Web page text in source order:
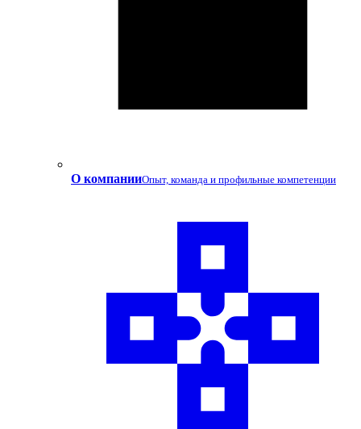
О компанииОпыт, команда и профильные компетенции